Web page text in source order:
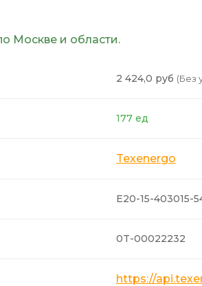
Москве и области.
2 424,0 руб (Без
177 ед
Texenergo
E20-15-403015-
0T-00022232
https://